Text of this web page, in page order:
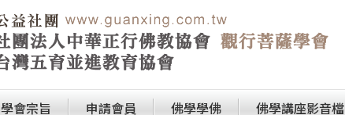
學會宗旨 申請會員 佛學學佛 佛學講座影音檔